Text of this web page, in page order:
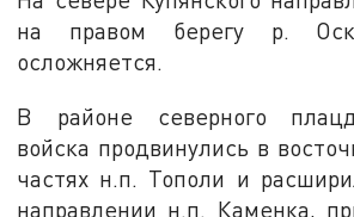
на правом берегу р.
осложняется.
В районе северного
войска продвинулись в
частях н.п. Тополи и
направлении н.п. Каменка,